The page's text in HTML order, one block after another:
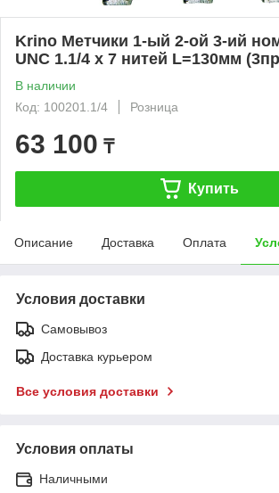
Krino Метчики 1-ый 2-ой 3-ий
UNC 1.1/4 x 7 нитей L=130мм
В наличии
Код: 100201.1/4
Розница
63 100 ₸
Купить
Описание Доставка Оплата
Условия доставки
Самовывоз
Доставка курьером
Все условия доставки
Условия оплаты
Наличными